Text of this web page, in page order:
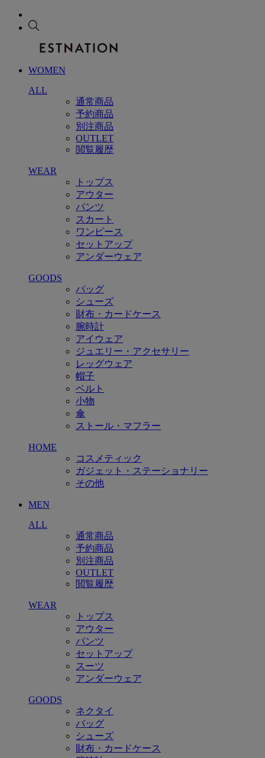
WOMEN
ALL
通常商品
予約商品
別注商品
OUTLET
閲覧履歴
WEAR
トップス
アウター
パンツ
スカート
ワンピース
セットアップ
アンダーウェア
GOODS
バッグ
シューズ
財布・カードケース
腕時計
アイウェア
ジュエリー・アクセサリー
レッグウェア
帽子
ベルト
小物
傘
ストール・マフラー
HOME
コスメティック
ガジェット・ステーショナリー
その他
MEN
ALL
通常商品
予約商品
別注商品
OUTLET
閲覧履歴
WEAR
トップス
アウター
パンツ
セットアップ
スーツ
アンダーウェア
GOODS
ネクタイ
バッグ
シューズ
財布・カードケース